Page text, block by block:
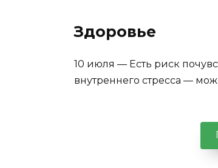
Здоровье
10 июля — Есть риск
внутреннего стресса —